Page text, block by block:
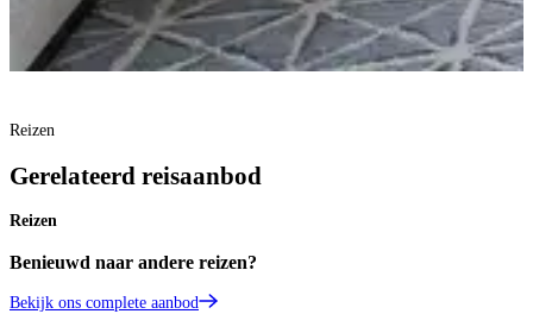
Reizen
Gerelateerd reisaanbod
Reizen
Benieuwd naar andere reizen?
Bekijk ons complete aanbod